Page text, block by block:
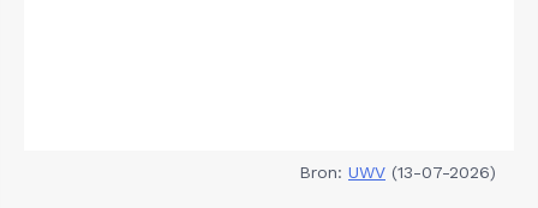
Bron: UWV (13-07-2026)